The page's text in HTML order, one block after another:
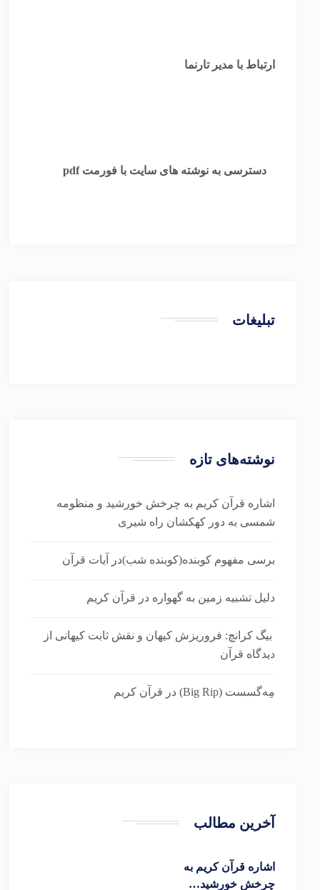
ارتباط با مدیر تارنما
دسترسی به نوشته های سایت با فورمت pdf
تبلیغات
نوشته‌های تازه
اشاره قرآن کریم به چرخش خورشید و منظومه
شمسی به دور کهکشان راه شیری
برسی مفهوم کوبنده(کوبنده شب)در آیات قرآن
دلیل تشبیه زمین به گهواره در قرآن کریم
بیگ کرانچ: فروریزش کیهان و نقش ثابت کیهانی از
دیدگاه قرآن
مِه‌گسست (Big Rip) در قرآن کریم
آخرین مطالب
اشاره قرآن کریم به
چرخش خورشید…